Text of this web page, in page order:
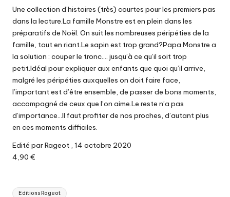
Une collection d’histoires (très) courtes pour les premiers pas
dans la lecture.La famille Monstre est en plein dans les
préparatifs de Noël. On suit les nombreuses péripéties de la
famille, tout en riant.Le sapin est trop grand?Papa Monstre a
la solution : couper le tronc…. jusqu’à ce qu’il soit trop
petit.Idéal pour expliquer aux enfants que quoi qu’il arrive,
malgré les péripéties auxquelles on doit faire face,
l’important est d’être ensemble, de passer de bons moments,
accompagné de ceux que l’on aime.Le reste n’a pas
d’importance…Il faut profiter de nos proches, d’autant plus
en ces moments difficiles.
Edité par Rageot , 14 octobre 2020
4,90 €
Tags:
Editions Rageot